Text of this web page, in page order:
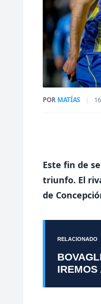
POR MATÍAS |
Este fin de
triunfo. El
de
RELACIONADO
IREMOS